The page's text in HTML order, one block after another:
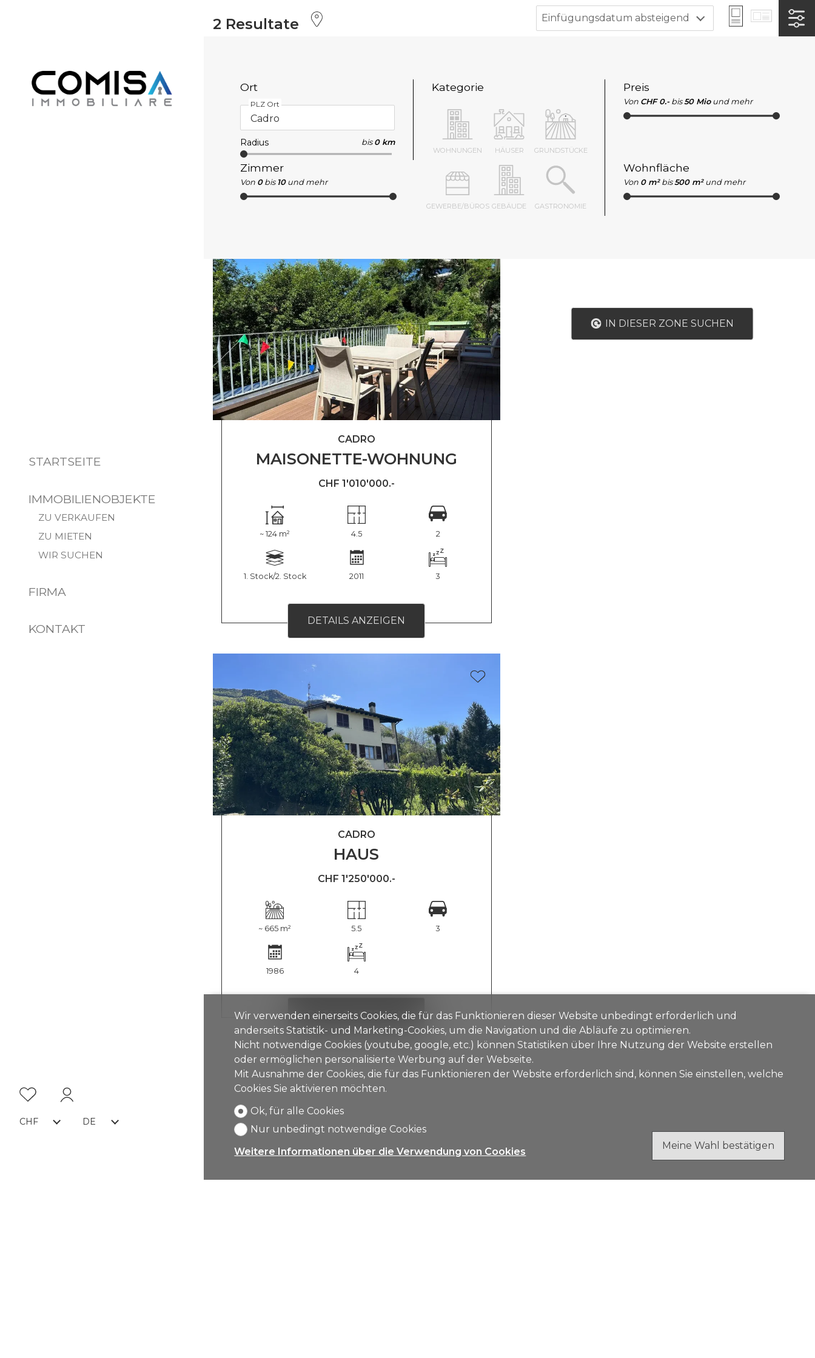
STARTSEITE
IMMOBILIENOBJEKTE
ZU VERKAUFEN
ZU MIETEN
WIR SUCHEN
FIRMA
KONTAKT
CHF DE
2 Resultate Einfügungsdatum absteigend
Ort
PLZ Ort
Radius bis 0 km
Kategorie
WOHNUNGEN HÄUSER GRUNDSTÜCKE
GEWERBE/BÜROS GEBÄUDE GASTRONOMIE
Preis
Von CHF 0.- bis 50 Mio und mehr
Zimmer
Von 0 bis 10 und mehr
Wohnfläche
Von 0 m² bis 500 m² und mehr
MAISONETTE-WOHNUNG
CADRO
CHF 1'010'000.-
~ 124 m² 4.5 2
1. Stock/2. Stock 2011 3
DETAILS ANZEIGEN
HAUS
CADRO
CHF 1'250'000.-
~ 665 m² 5.5 3
1986 4
DETAILS ANZEIGEN
IN DIESER ZONE SUCHEN
Wir verwenden einerseits Cookies, die für das Funktionieren dieser Website unbedingt erforderlich und
anderseits Statistik- und Marketing-Cookies, um die Navigation und die Abläufe zu optimieren.
Nicht notwendige Cookies (youtube, google, etc.) können Statistiken über Ihre Nutzung der Website erstellen
oder ermöglichen personalisierte Werbung auf der Webseite.
Mit Ausnahme der Cookies, die für das Funktionieren der Website erforderlich sind, können Sie einstellen, welche
Cookies Sie aktivieren möchten.
Ok, für alle Cookies
Nur unbedingt notwendige Cookies
Weitere Informationen über die Verwendung von Cookies
Meine Wahl bestätigen